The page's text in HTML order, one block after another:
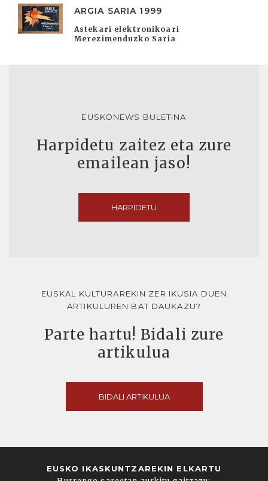
ARGIA SARIA 1999
Astekari elektronikoari
Merezimenduzko Saria
EUSKONEWS BULETINA
Harpidetu zaitez eta zure
emailean jaso!
HARPIDETU
EUSKAL KULTURAREKIN ZER IKUSIA DUEN
ARTIKULUREN BAT DAUKAZU?
Parte hartu! Bidali zure
artikulua
BIDALI ARTIKULUA
EUSKO IKASKUNTZAREKIN ELKARTU